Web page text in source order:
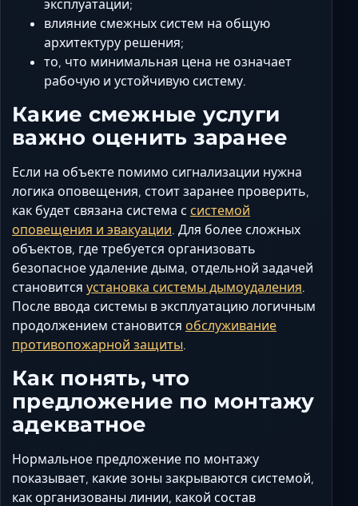
эксплуатации;
влияние смежных систем на общую
архитектуру решения;
то, что минимальная цена не означает
рабочую и устойчивую систему.
Какие смежные услуги
важно оценить заранее
Если на объекте помимо сигнализации нужна
логика оповещения, стоит заранее проверить,
как будет связана система с системой
оповещения и эвакуации. Для более сложных
объектов, где требуется организовать
безопасное удаление дыма, отдельной задачей
становится установка системы дымоудаления.
После ввода системы в эксплуатацию логичным
продолжением становится обслуживание
противопожарной защиты.
Как понять, что
предложение по монтажу
адекватное
Нормальное предложение по монтажу
показывает, какие зоны закрываются системой,
как организованы линии, какой состав